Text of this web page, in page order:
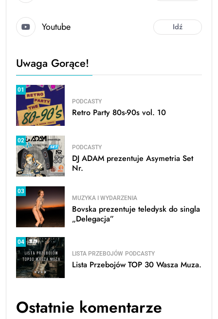
Youtube Idź
Uwaga Gorące!
01
PODCASTY
Retro Party 80s-90s vol. 10
02
PODCASTY
DJ ADAM prezentuje Asymetria Set
Nr.
03
MUZYKA I WYDARZENIA
Bovska prezentuje teledysk do singla
„Delegacja”
04
LISTA PRZEBOJÓW PODCASTY
Lista Przebojów TOP 30 Wasza Muza.
Ostatnie komentarze